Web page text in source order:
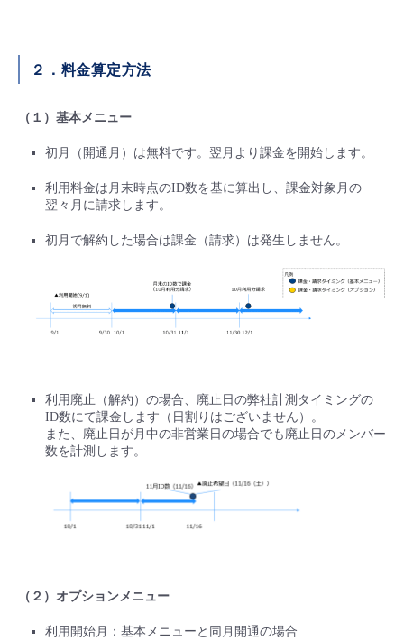
- APIリファレンス
■ 基本構築ガイド
- クラウド / サーバー
- Flexible InterConnect
- Flexible Remote Access
- ITインフラストラクチャー
- その他
２．料金算定方法
（１）基本メニュー
初月（開通月）は無料です。翌月より課金を開始します。
利用料金は月末時点のID数を基に算出し、課金対象月の
翌々月に請求します。
初月で解約した場合は課金（請求）は発生しません。
利用廃止（解約）の場合、廃止日の弊社計測タイミングの
ID数にて課金します（日割りはございません）。
また、廃止日が月中の非営業日の場合でも廃止日のメンバー
数を計測します。
（２）オプションメニュー
利用開始月：基本メニューと同月開通の場合